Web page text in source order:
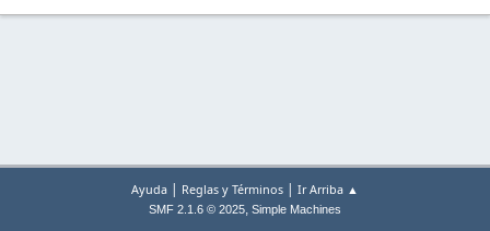
Ayuda | Reglas y Términos | Ir Arriba ▲
SMF 2.1.6 © 2025, Simple Machines